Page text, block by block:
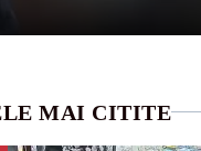
MAI CITITE